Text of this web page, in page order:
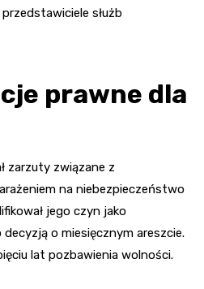
służb
prawne dla
zarzuty związane z
na niebezpieczeństwo
jego czyn jako
o miesięcznym areszcie.
lat pozbawienia wolności.